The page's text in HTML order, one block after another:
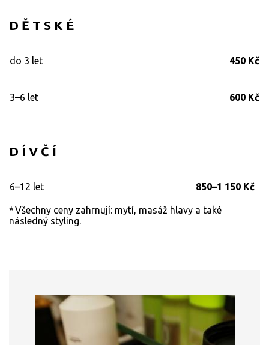
D Ě T S K É
do 3 let 450 Kč
3–6 let 600 Kč
D Í V Č Í
6–12 let 850–1 150 Kč
* Všechny ceny zahrnují: mytí, masáž hlavy a také
následný styling.